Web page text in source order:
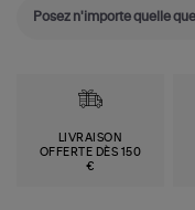
LIVRAISON
OFFERTE DÈS 150
€